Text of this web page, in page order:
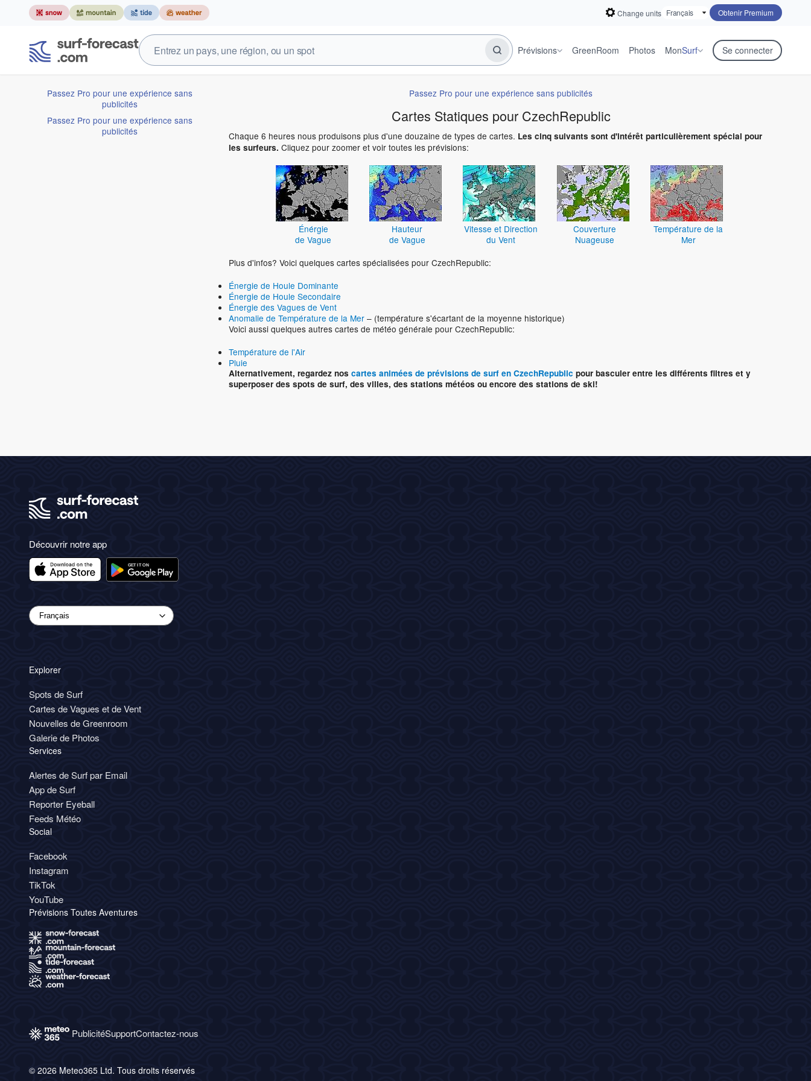
Change units Obtenir Premium
Prévisions GreenRoom Photos MonSurf Se connecter
Passez Pro pour une expérience sans
publicités
Passez Pro pour une expérience sans
publicités
Passez Pro pour une expérience sans publicités
Cartes Statiques pour CzechRepublic
Chaque 6 heures nous produisons plus d'une douzaine de types de cartes. Les cinq suivants sont d'intérêt particulièrement spécial pour
les surfeurs. Cliquez pour zoomer et voir toutes les prévisions:
Énérgie
de Vague
Hauteur
de Vague
Vitesse et Direction
du Vent
Couverture
Nuageuse
Température de la
Mer
Plus d'infos? Voici quelques cartes spécialisées pour CzechRepublic:
Énergie de Houle Dominante
Énergie de Houle Secondaire
Énergie des Vagues de Vent
Anomalie de Température de la Mer – (température s'écartant de la moyenne historique)
Voici aussi quelques autres cartes de météo générale pour CzechRepublic:
Température de l'Air
Pluie
Alternativement, regardez nos cartes animées de prévisions de surf en CzechRepublic pour basculer entre les différents filtres et y
superposer des spots de surf, des villes, des stations météos ou encore des stations de ski!
Découvrir notre app
Explorer
Spots de Surf
Cartes de Vagues et de Vent
Nouvelles de Greenroom
Galerie de Photos
Services
Alertes de Surf par Email
App de Surf
Reporter Eyeball
Feeds Météo
Social
Facebook
Instagram
TikTok
YouTube
Prévisions Toutes Aventures
PublicitéSupportContactez-nous
© 2026 Meteo365 Ltd. Tous droits réservés